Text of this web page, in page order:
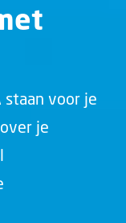
staan voor je
je